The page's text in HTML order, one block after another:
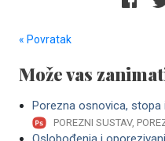
« Povratak
Može vas
Porezna osnovica, stopa
POREZNI SUSTAV,